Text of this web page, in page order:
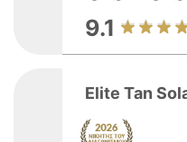
9.1
Elite Tan